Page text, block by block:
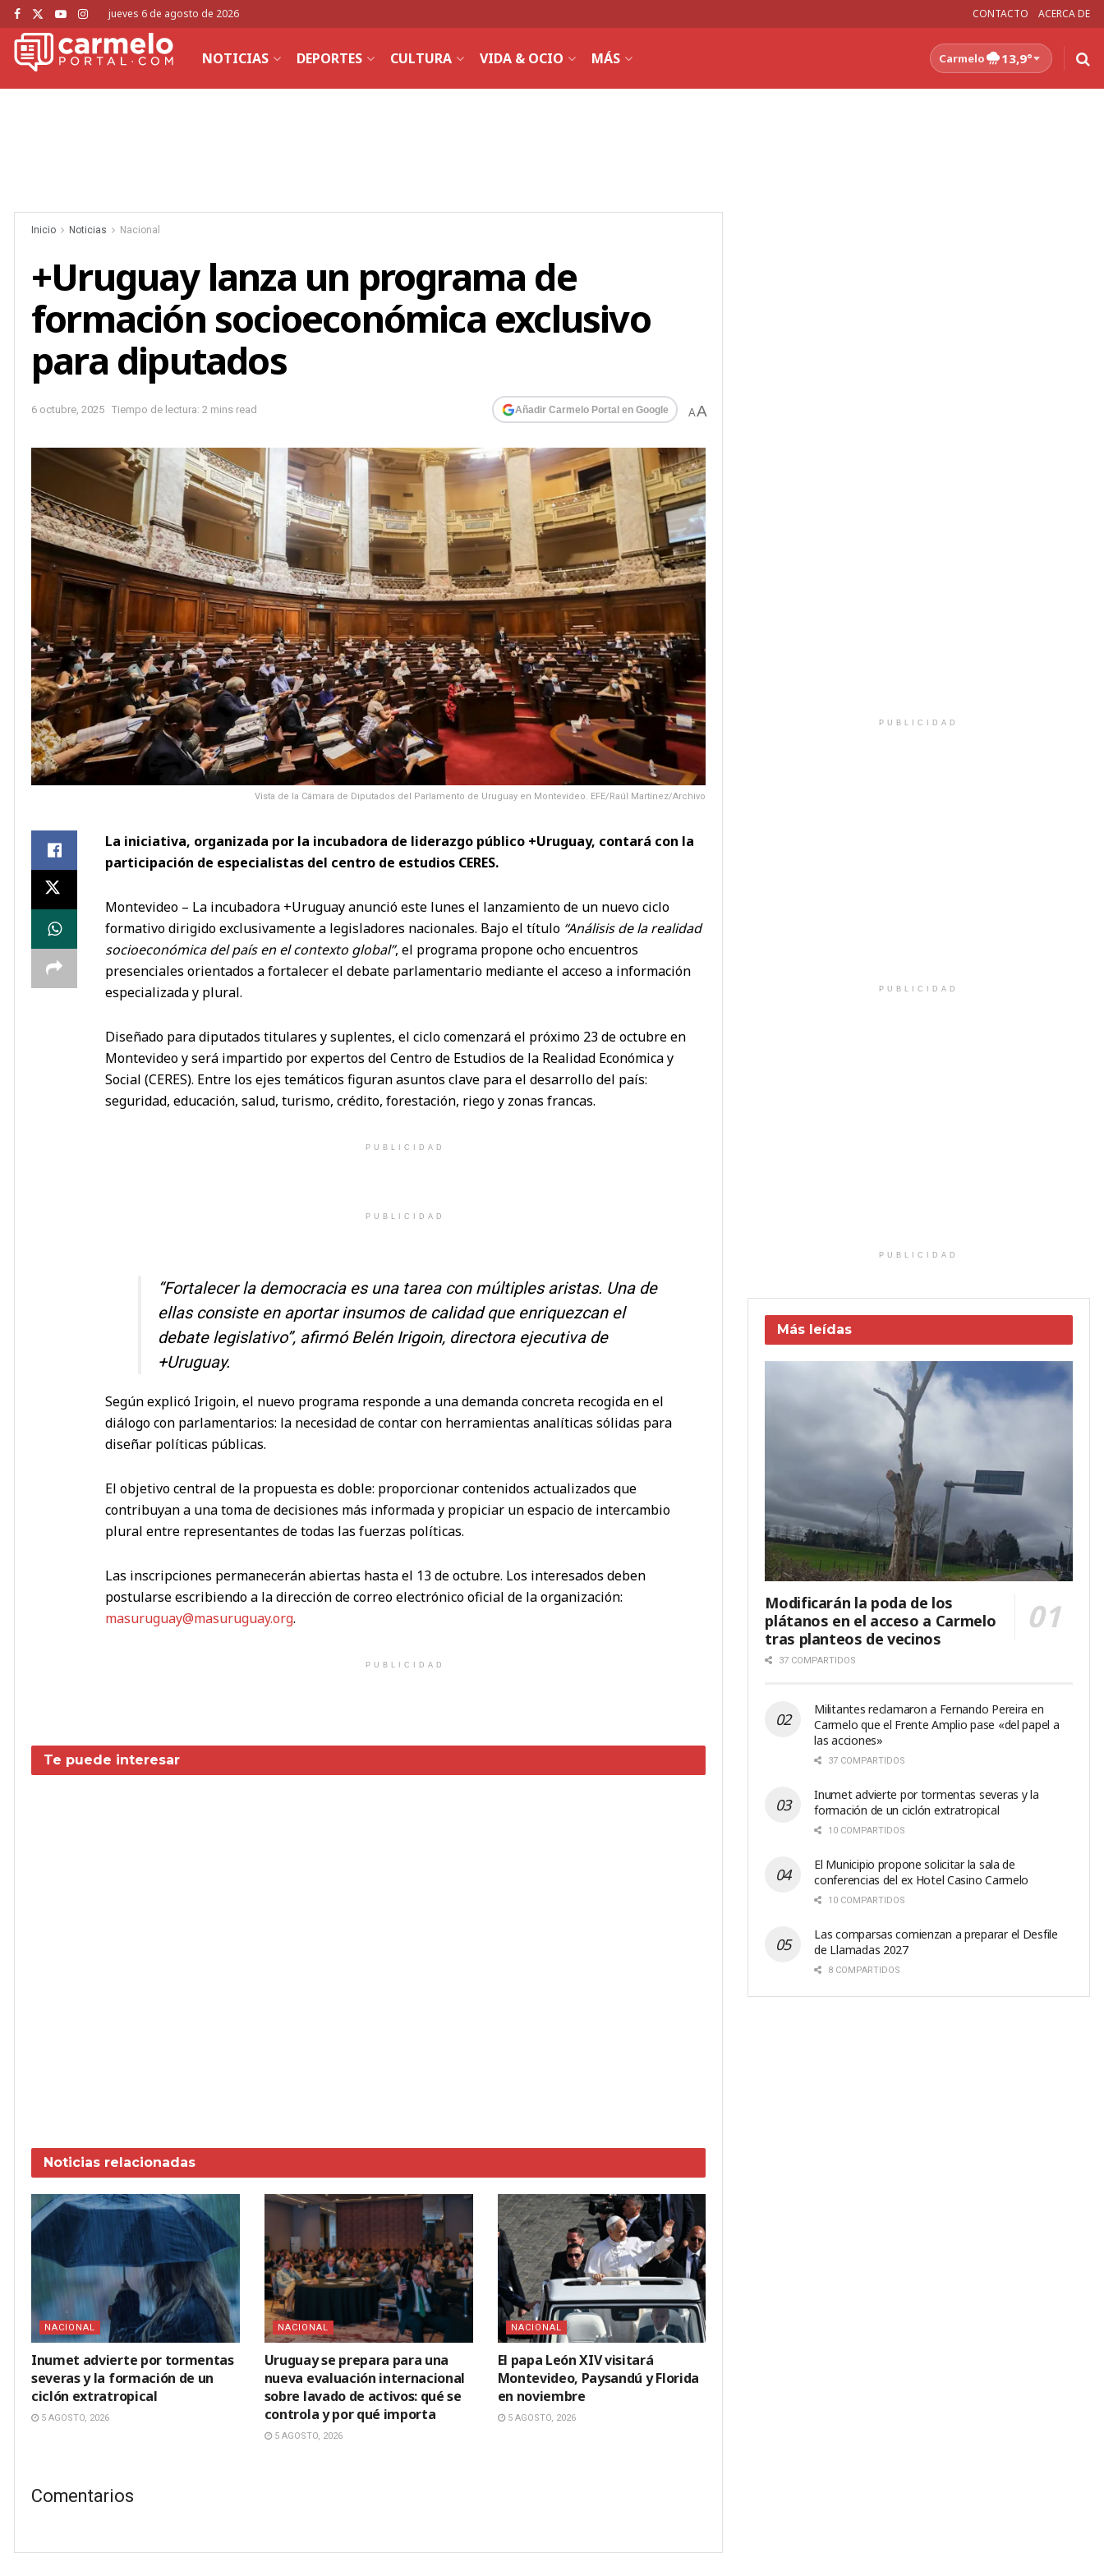
jueves 6 de agosto de 2026 CONTACTO ACERCA DE
NOTICIAS DEPORTES CULTURA VIDA & OCIO MÁS Carmelo 13,9°
Inicio Noticias Nacional
+Uruguay lanza un programa de
formación socioeconómica exclusivo
para diputados
6 octubre, 2025 Tiempo de lectura: 2 mins read Añadir Carmelo Portal en Google AA
Vista de la Cámara de Diputados del Parlamento de Uruguay en Montevideo. EFE/Raúl Martínez/Archivo
La iniciativa, organizada por la incubadora de liderazgo público +Uruguay, contará con la
participación de especialistas del centro de estudios CERES.
Montevideo – La incubadora +Uruguay anunció este lunes el lanzamiento de un nuevo ciclo
formativo dirigido exclusivamente a legisladores nacionales. Bajo el título “Análisis de la realidad
socioeconómica del país en el contexto global”, el programa propone ocho encuentros
presenciales orientados a fortalecer el debate parlamentario mediante el acceso a información
especializada y plural.
Diseñado para diputados titulares y suplentes, el ciclo comenzará el próximo 23 de octubre en
Montevideo y será impartido por expertos del Centro de Estudios de la Realidad Económica y
Social (CERES). Entre los ejes temáticos figuran asuntos clave para el desarrollo del país:
seguridad, educación, salud, turismo, crédito, forestación, riego y zonas francas.
PUBLICIDAD
PUBLICIDAD
“Fortalecer la democracia es una tarea con múltiples aristas. Una de
ellas consiste en aportar insumos de calidad que enriquezcan el
debate legislativo”, afirmó Belén Irigoin, directora ejecutiva de
+Uruguay.
Según explicó Irigoin, el nuevo programa responde a una demanda concreta recogida en el
diálogo con parlamentarios: la necesidad de contar con herramientas analíticas sólidas para
diseñar políticas públicas.
El objetivo central de la propuesta es doble: proporcionar contenidos actualizados que
contribuyan a una toma de decisiones más informada y propiciar un espacio de intercambio
plural entre representantes de todas las fuerzas políticas.
Las inscripciones permanecerán abiertas hasta el 13 de octubre. Los interesados deben
postularse escribiendo a la dirección de correo electrónico oficial de la organización:
masuruguay@masuruguay.org.
PUBLICIDAD
Te puede interesar
Noticias relacionadas
NACIONAL
Inumet advierte por tormentas
severas y la formación de un
ciclón extratropical
5 AGOSTO, 2026
NACIONAL
Uruguay se prepara para una
nueva evaluación internacional
sobre lavado de activos: qué se
controla y por qué importa
5 AGOSTO, 2026
NACIONAL
El papa León XIV visitará
Montevideo, Paysandú y Florida
en noviembre
5 AGOSTO, 2026
Comentarios
PUBLICIDAD
PUBLICIDAD
PUBLICIDAD
Más leídas
Modificarán la poda de los
plátanos en el acceso a Carmelo
tras planteos de vecinos
37 COMPARTIDOS
Militantes reclamaron a Fernando Pereira en
Carmelo que el Frente Amplio pase «del papel a
las acciones»
37 COMPARTIDOS
Inumet advierte por tormentas severas y la
formación de un ciclón extratropical
10 COMPARTIDOS
El Municipio propone solicitar la sala de
conferencias del ex Hotel Casino Carmelo
10 COMPARTIDOS
Las comparsas comienzan a preparar el Desfile
de Llamadas 2027
8 COMPARTIDOS